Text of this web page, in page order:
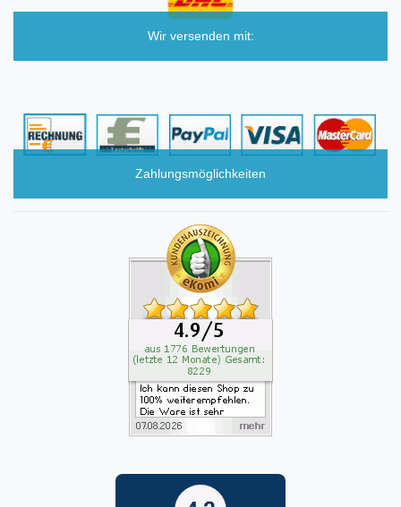
Wir versenden mit:
Zahlungsmöglichkeiten